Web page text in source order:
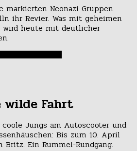
markierten Neonazi-Gruppen
ihr Revier. Was mit geheimen
wird heute mit deutlicher
Fahrt
Jungs am Autoscooter und
Bis zum 10. April
Ein Rummel-Rundgang.